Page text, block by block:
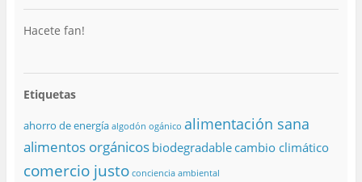
Hacete fan!
Etiquetas
ahorro de energía algodón ogánico alimentación sana
alimentos orgánicos biodegradable cambio climático
comercio justo conciencia ambiental